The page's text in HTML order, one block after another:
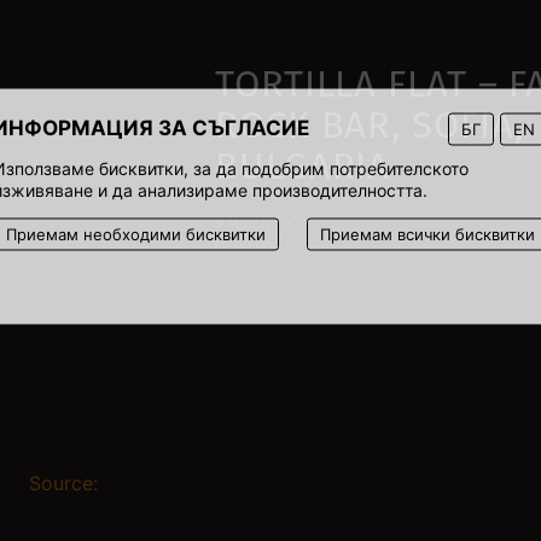
ЗА СЪГЛАСИЕ БГ EN
бисквитки, за да подобрим потребителското
и да анализираме производителността.
Приемам необходими бисквитки Приемам всички бисквитки
TORTILLA FLAT –
ROCK BAR, SOFIA,
BULGARIA
9 March 2008
00:00
Source: